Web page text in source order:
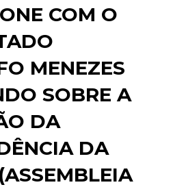
COM O
MENEZES
SOBRE A
DA
DA